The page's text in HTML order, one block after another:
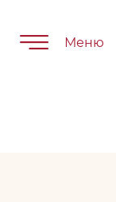
Меню